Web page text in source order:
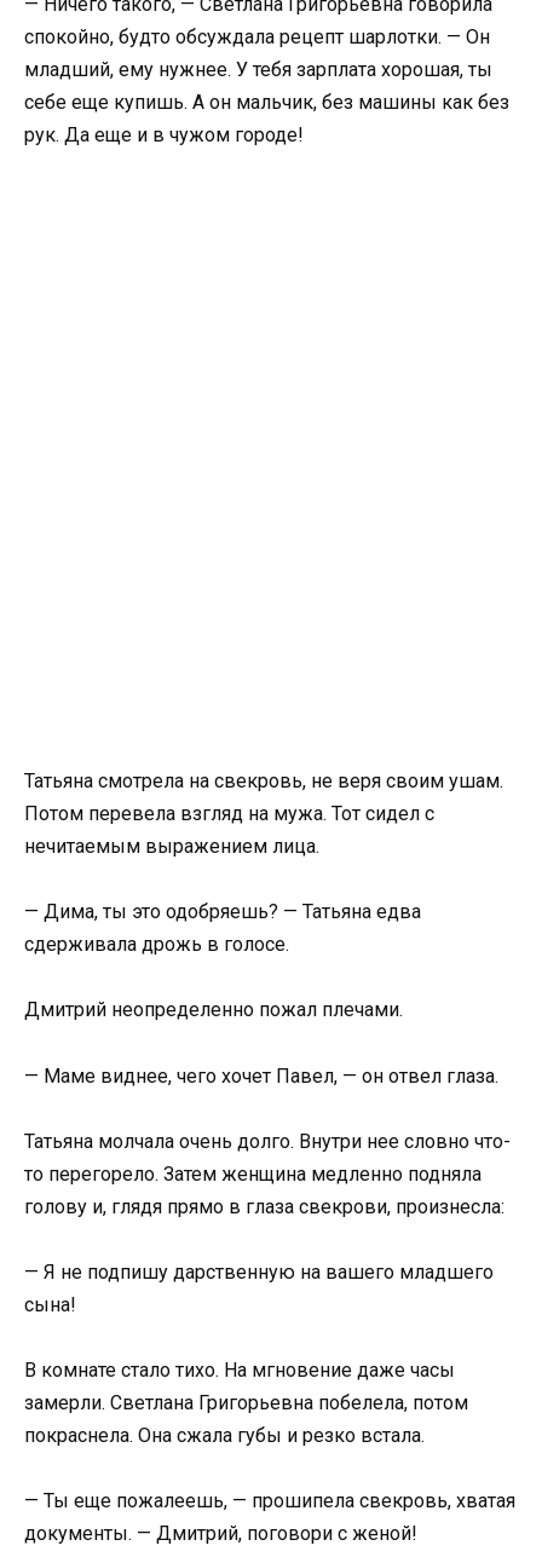
спокойно, будто обсуждала рецепт шарлотки. — Он
младший, ему нужнее. У тебя зарплата хорошая, ты
себе еще купишь. А он мальчик, без машины как без
рук. Да еще и в чужом городе!
Татьяна смотрела на свекровь, не веря своим ушам.
Потом перевела взгляд на мужа. Тот сидел с
нечитаемым выражением лица.
— Дима, ты это одобряешь? — Татьяна едва
сдерживала дрожь в голосе.
Дмитрий неопределенно пожал плечами.
— Маме виднее, чего хочет Павел, — он отвел глаза.
Татьяна молчала очень долго. Внутри нее словно что-
то перегорело. Затем женщина медленно подняла
голову и, глядя прямо в глаза свекрови, произнесла:
— Я не подпишу дарственную на вашего младшего
сына!
В комнате стало тихо. На мгновение даже часы
замерли. Светлана Григорьевна побелела, потом
покраснела. Она сжала губы и резко встала.
— Ты еще пожалеешь, — прошипела свекровь, хватая
документы. — Дмитрий, поговори с женой!